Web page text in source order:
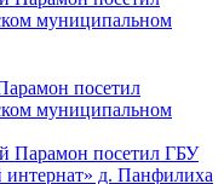
посетил
муниципальном